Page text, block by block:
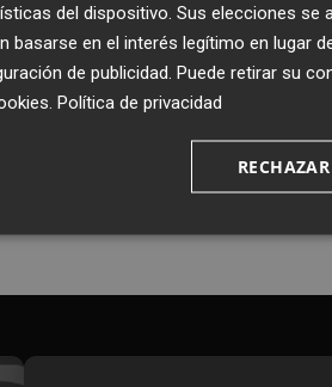
Recibe toda la
Plaza Podcast en tu
del dispositivo. Sus elecciones se
basarse en el interés legítimo en lugar
de publicidad . Puede retirar su
Política de privacidad